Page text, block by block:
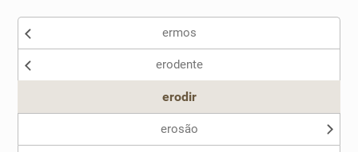
Nenhum dos sinônimos apresentados me ajudou
ermos
erodente
erodir
erosão